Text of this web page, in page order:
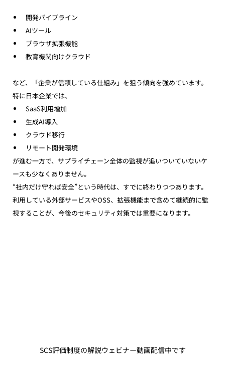
開発パイプライン
AIツール
ブラウザ拡張機能
教育機関向けクラウド
など、「企業が信頼している仕組み」を狙う傾向を強めています。
特に日本企業では、
SaaS利用増加
生成AI導入
クラウド移行
リモート開発環境
が進む一方で、サプライチェーン全体の監視が追いついていないケ
ースも少なくありません。
“社内だけ守れば安全”という時代は、すでに終わりつつあります。
利用している外部サービスやOSS、拡張機能まで含めて継続的に監
視することが、今後のセキュリティ対策では重要になります。
SCS評価制度の解説ウェビナー動画配信中です